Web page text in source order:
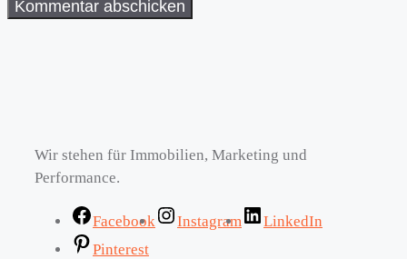
Wir stehen für Immobilien, Marketing und
Performance.
Facebook Instagram
LinkedIn
Pinterest